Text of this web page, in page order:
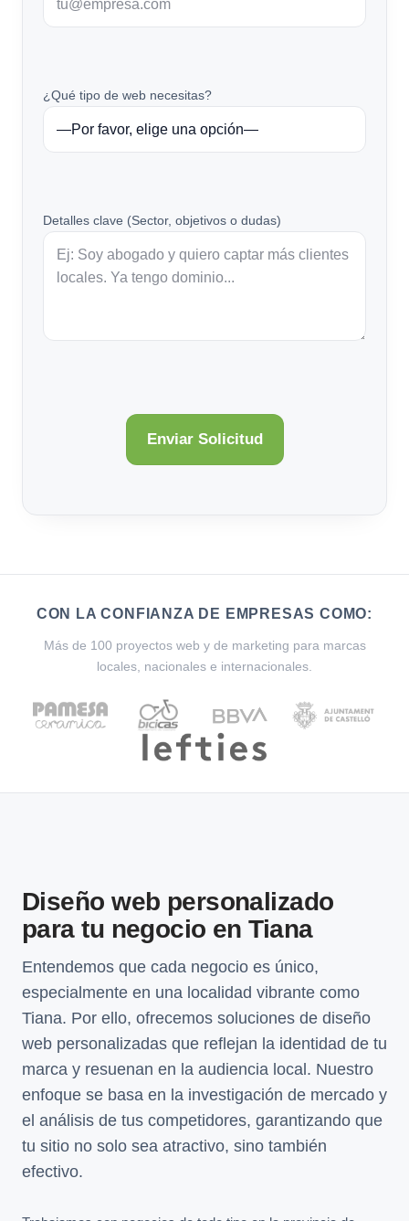
¿Qué tipo de web necesitas?
Detalles clave (Sector, objetivos o dudas)
CON LA CONFIANZA DE EMPRESAS COMO:
Más de 100 proyectos web y de marketing para marcas
locales, nacionales e internacionales.
Diseño web personalizado
para tu negocio en Tiana
Entendemos que cada negocio es único,
especialmente en una localidad vibrante como
Tiana. Por ello, ofrecemos soluciones de diseño
web personalizadas que reflejan la identidad de tu
marca y resuenan en la audiencia local. Nuestro
enfoque se basa en la investigación de mercado y
el análisis de tus competidores, garantizando que
tu sitio no solo sea atractivo, sino también
efectivo.